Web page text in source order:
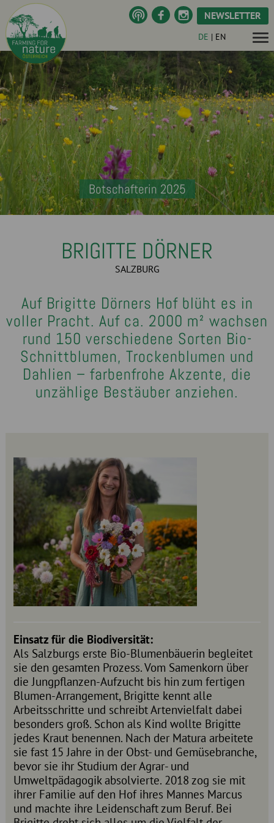
NEWSLETTER
DE | EN
Botschafterin 2025
BRIGITTE DÖRNER
SALZBURG
Auf Brigitte Dörners Hof blüht es in
voller Pracht. Auf ca. 2000 m² wachsen
rund 150 verschiedene Sorten Bio-
Schnittblumen, Trockenblumen und
Dahlien – farbenfrohe Akzente, die
unzählige Bestäuber anziehen.
Einsatz für die Biodiversität:
Als Salzburgs erste Bio-Blumenbäuerin begleitet
sie den gesamten Prozess. Vom Samenkorn über
die Jungpflanzen-Aufzucht bis hin zum fertigen
Blumen-Arrangement, Brigitte kennt alle
Arbeitsschritte und schreibt Artenvielfalt dabei
besonders groß. Schon als Kind wollte Brigitte
jedes Kraut benennen. Nach der Matura arbeitete
sie fast 15 Jahre in der Obst- und Gemüsebranche,
bevor sie ihr Studium der Agrar- und
Umweltpädagogik absolvierte. 2018 zog sie mit
ihrer Familie auf den Hof ihres Mannes Marcus
und machte ihre Leidenschaft zum Beruf. Bei